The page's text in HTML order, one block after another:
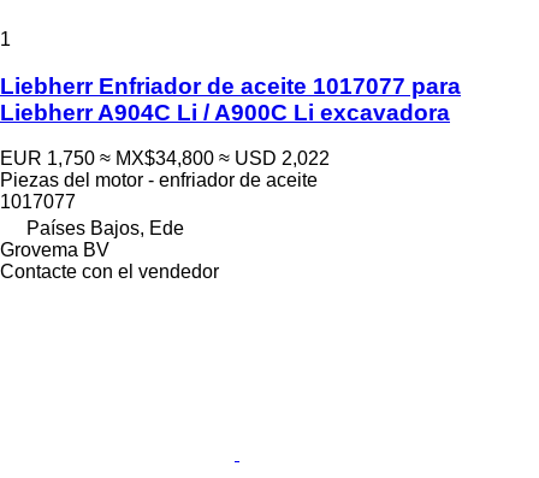
1
Liebherr Enfriador de aceite 1017077 para
Liebherr A904C Li / A900C Li excavadora
EUR 1,750 ≈ MX$34,800 ≈ USD 2,022
Piezas del motor - enfriador de aceite
1017077
Países Bajos, Ede
Grovema BV
Contacte con el vendedor